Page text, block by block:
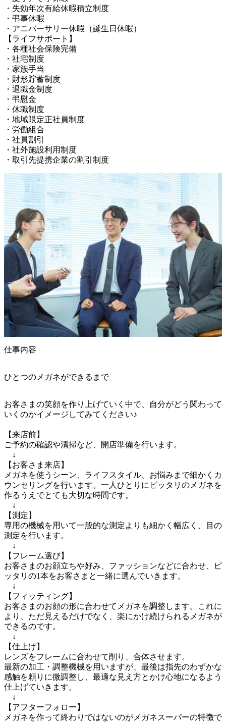
・失効年次有給休暇積立制度
・弔事休暇
・アニバーサリー休暇（誕生日休暇）
【ライフサポート】
・各種社会保険完備
・社宅制度
・家族手当
・財形貯蓄制度
・退職金制度
・弔慰金
・休職制度
・地域限定正社員制度
・労働組合
・社員割引
・社外施設利用制度
・取引先提携企業の割引制度
仕事内容
ひとつのメガネができるまで
お客さまの笑顔を作り上げていく中で、自分がどう関わって
いくのかイメージしてみてください♪
【来店前】
ご予約の確認や清掃など、開店準備を行います。
↓
【お客さま来店】
メガネを使うシーン、ライフスタイル、お悩みまで細かくカ
ウンセリングを行います。一人ひとりにピッタリのメガネを
作るうえでとても大切な時間です。
↓
【測定】
専用の機械を用いて一般的な測定よりも細かく幅広く、目の
測定を行います。
↓
【フレーム選び】
お客さまのお顔立ちや好み、ファッションなどに合わせ、ピ
ッタリの1本をお客さまと一緒に選んでいきます。
↓
【フィッティング】
お客さまのお顔の形に合わせてメガネを調整します。これに
より、ただ見えるだけでなく、楽にかけ続けられるメガネが
できるのです。
↓
【仕上げ】
レンズをフレームに合わせて削り、合体させます。
最新の加工・調整機械を用いますが、最後は指先のわずかな
感触を頼りに微調整し、最適な見え方とかけ心地になるよう
仕上げていきます。
↓
【アフターフォロー】
メガネを作って終わりではないのがメガネスーパーの特徴で